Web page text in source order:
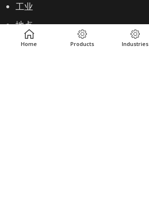
工业
地点
资源
Home Products Industries